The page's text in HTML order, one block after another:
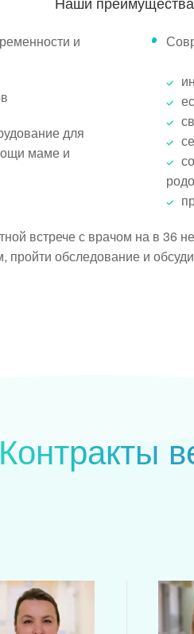
Наши
и
для
маме и
встрече с врачом на в 36
обследование и
Контракты